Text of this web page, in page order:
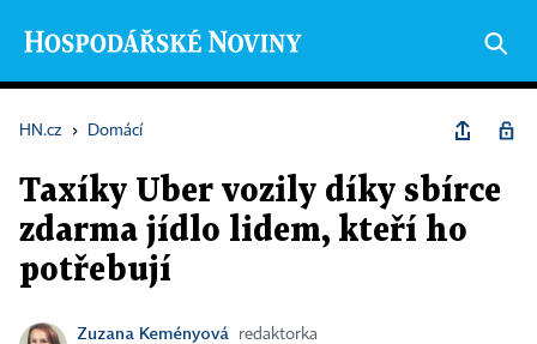
HN.cz › Domácí
Taxíky Uber vozily díky sbírce
zdarma jídlo lidem, kteří ho
potřebují
Zuzana Keményová
redaktorka